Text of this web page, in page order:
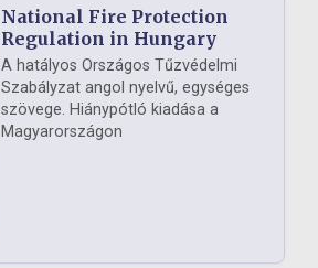
National Fire Protection
Regulation in Hungary
A hatályos Országos Tűzvédelmi
Szabályzat angol nyelvű, egységes
szövege. Hiánypótló kiadása a
Magyarországon